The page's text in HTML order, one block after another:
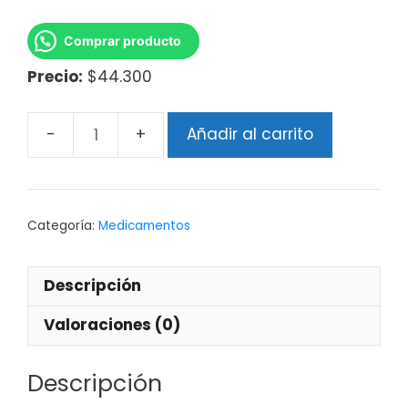
Comprar producto
Precio: $44.300
Añadir al carrito
Categoría: Medicamentos
Descripción
Valoraciones (0)
Descripción